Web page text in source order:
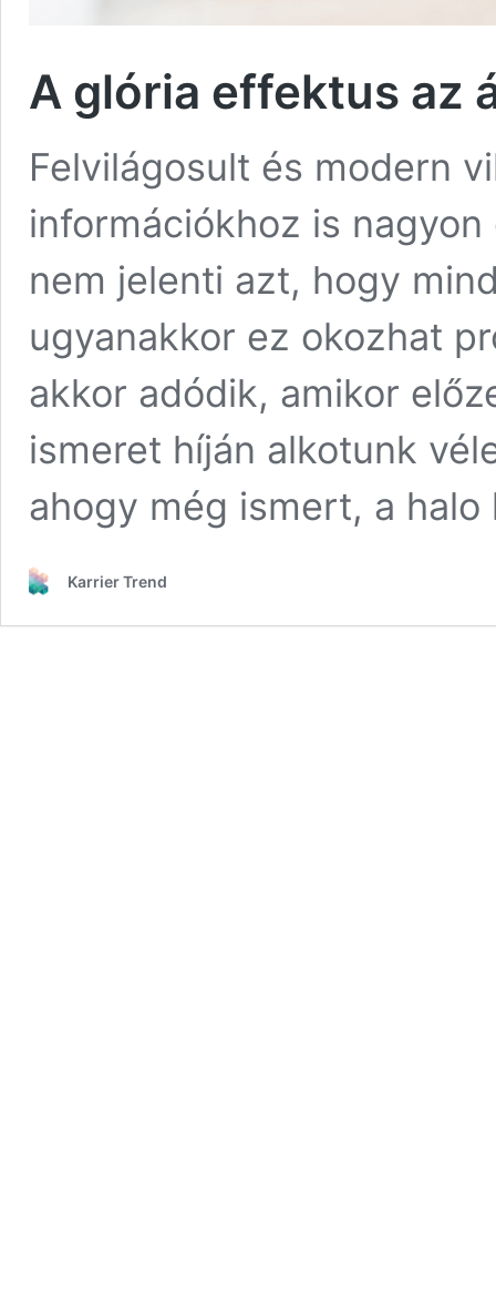
A glória effektus az
Felvilágosult és modern
információkhoz is
nem jelenti azt, hogy
ugyanakkor ez okozhat
akkor adódik, amikor
ismeret híján alkotunk
ahogy még ismert, a
Karrier Trend